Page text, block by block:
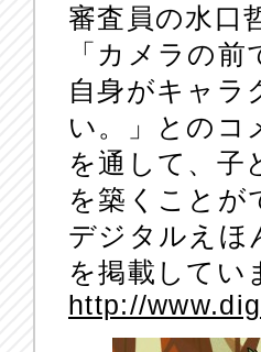
審査員の水口
「カメラの
自身がキャラ
い。」とのコ
を通して、子
を築くことが
デジタルえほ
を掲載してい
http://